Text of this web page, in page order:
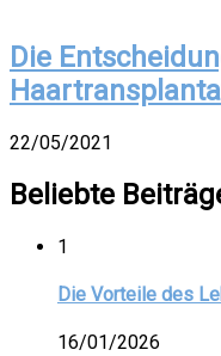
Die
22/05/2021
Beliebte
1
Die Vorteile des
16/01/2026